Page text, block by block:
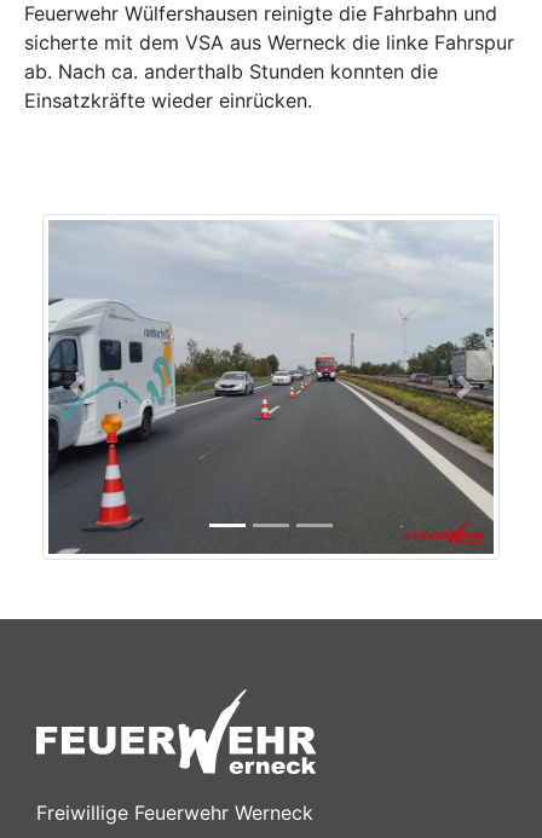
Feuerwehr Wülfershausen reinigte die Fahrbahn und
sicherte mit dem VSA aus Werneck die linke Fahrspur
ab. Nach ca. anderthalb Stunden konnten die
Einsatzkräfte wieder einrücken.
Previous Next
Freiwillige Feuerwehr Werneck